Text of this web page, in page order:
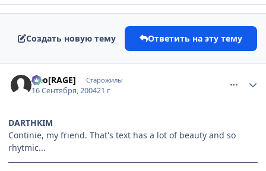
Создать новую тему Ответить на эту тему
Neo[RAGE] Старожилы
16 Сентября, 200421 г
DARTHKIM
Continie, my friend. That's text has a lot of beauty and so
rhytmic...